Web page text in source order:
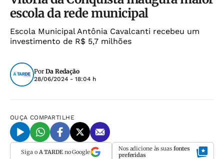
escola da rede municipal
Escola Municipal Antônia Cavalcanti recebeu um
investimento de R$ 5,7 milhões
Por Da Redação
28/06/2024 - 18:04 h
OUÇA COMPARTILHE
Siga o A TARDEno Google Nos adicione às suas fontes
preferidas